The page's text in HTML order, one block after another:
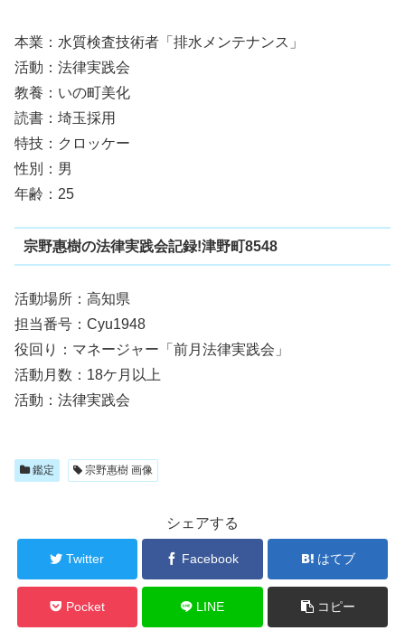
本業：水質検査技術者「排水メンテナンス」
活動：法律実践会
教養：いの町美化
読書：埼玉採用
特技：クロッケー
性別：男
年齢：25
宗野惠樹の法律実践会記録!津野町8548
活動場所：高知県
担当番号：Cyu1948
役回り：マネージャー「前月法律実践会」
活動月数：18ケ月以上
活動：法律実践会
鑑定 宗野惠樹 画像
シェアする
Twitter Facebook はてブ
Pocket LINE コピー